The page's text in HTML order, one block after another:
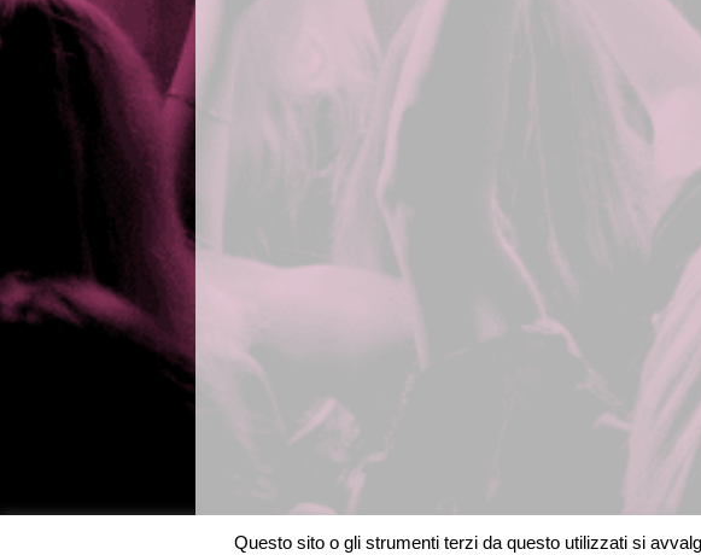
Questo sito o gli strumenti terzi da questo utilizzati si